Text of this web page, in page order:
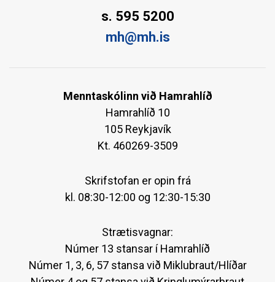
s. 595 5200
mh@mh.is
Menntaskólinn við Hamrahlíð
Hamrahlíð 10
105 Reykjavík
Kt. 460269-3509
Skrifstofan er opin frá
kl. 08:30-12:00 og 12:30-15:30
Strætisvagnar:
Númer 13 stansar í Hamrahlíð
Númer 1, 3, 6, 57 stansa við Miklubraut/Hlíðar